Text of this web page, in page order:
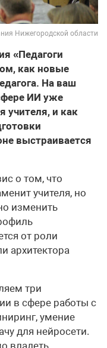
Нижегородской области
«Педагоги
как новые
На ваш
ИИ уже
учителя, и как
выстраивается
о том, что
учителя, но
изменить
от роли
архитектора
три
в сфере работы с
умение
для нейросети.
владеть